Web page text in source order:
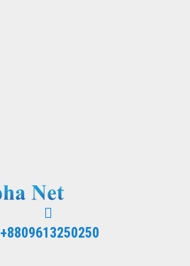
+8809613250250